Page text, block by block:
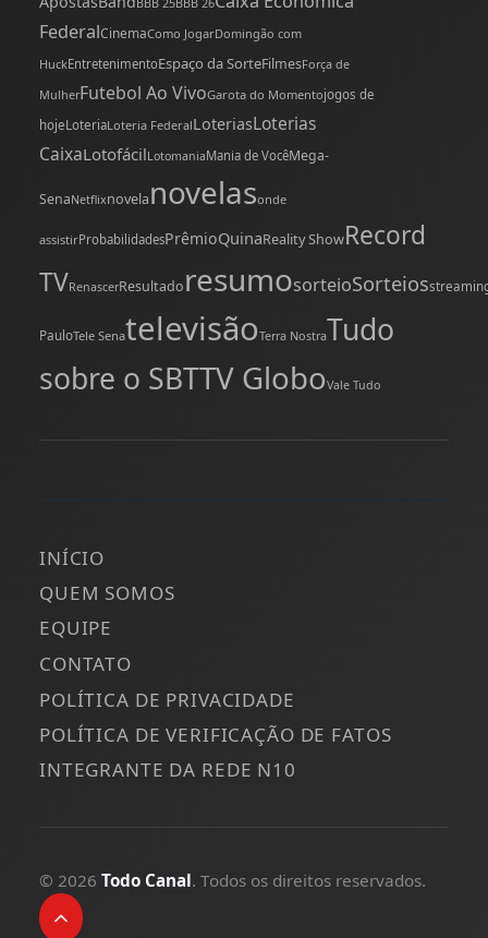
FederalCinemaComo JogarDomingão com
HuckEntretenimentoEspaço da SorteFilmesForça de
MulherFutebol Ao VivoGarota do Momentojogos de
hojeLoteriaLoteria FederalLoteriasLoterias
CaixaLotofácilLotomaniaMania de VocêMega-
SenaNetflixnovelanovelasonde
assistirProbabilidadesPrêmioQuinaReality ShowRecord
TVRenascerResultadoresumosorteioSorteios
PauloTele SenatelevisãoTerra NostraTudo
sobre o SBTTV GloboVale Tudo
INÍCIO
QUEM SOMOS
EQUIPE
CONTATO
POLÍTICA DE PRIVACIDADE
POLÍTICA DE VERIFICAÇÃO DE FATOS
INTEGRANTE DA REDE N10
© 2026 Todo Canal. Todos os direitos reservados.